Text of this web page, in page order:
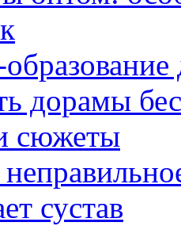
дорамы
сюжеты
сустав